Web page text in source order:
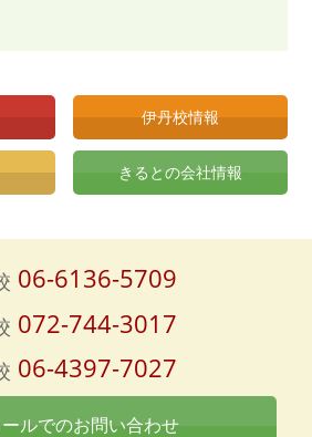
伊丹校情報
きるとの会社情報
06-6136-5709
072-744-3017
06-4397-7027
ールでのお問い合わせ